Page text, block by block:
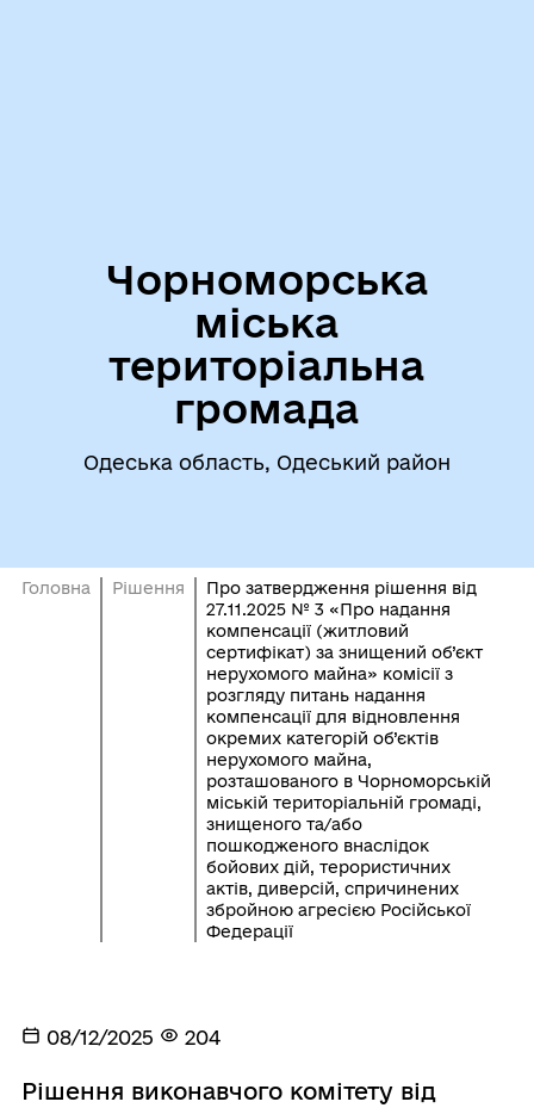
Чорноморська
міська
територіальна
громада
Одеська область, Одеський район
Головна Рішення
Про затвердження рішення від
27.11.2025 № 3 «Про надання
компенсації (житловий
сертифікат) за знищений об’єкт
нерухомого майна» комісії з
розгляду питань надання
компенсації для відновлення
окремих категорій об’єктів
нерухомого майна,
розташованого в Чорноморській
міській територіальній громаді,
знищеного та/або
пошкодженого внаслідок
бойових дій, терористичних
актів, диверсій, спричинених
збройною агресією Російської
Федерації
08/12/2025 204
Рішення виконавчого комітету від